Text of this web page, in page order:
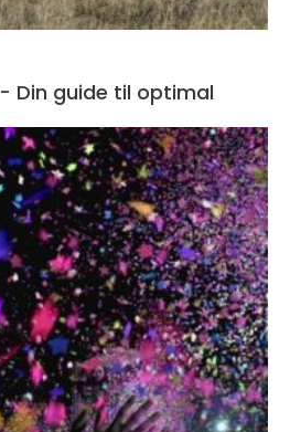
Din guide til optimal